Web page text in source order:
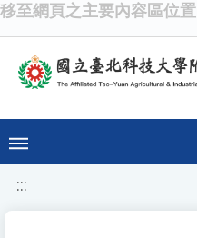
移至網頁之主要內容區位置
:::